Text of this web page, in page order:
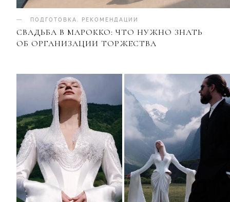
ПОДГОТОВКА РЕКОМЕНДАЦИИ
СВАДЬБА В МАРОККО: ЧТО НУЖНО ЗНАТЬ
ОБ ОРГАНИЗАЦИИ ТОРЖЕСТВА